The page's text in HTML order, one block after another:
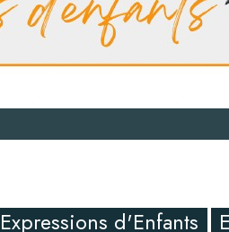
Expressions d'Enfants